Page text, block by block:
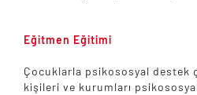
Eğitmen Eğitimi
Çocuklarla psikososyal destek
kişileri ve kurumları